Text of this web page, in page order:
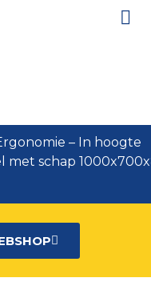
– In hoogte
met schap